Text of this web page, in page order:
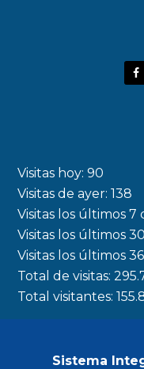
F
k
Visitas hoy:90
Visitas de ayer:138
Visitas los últimos 7
Visitas los últimos
Visitas los últimos
Total de visitas:
Total visitantes:
Sistema